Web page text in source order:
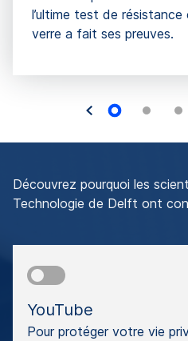
l’ultime test de résistance
verre a fait ses preuves.
Découvrez pourquoi les
Technologie de Delft ont
YouTube
Pour protéger votre vie